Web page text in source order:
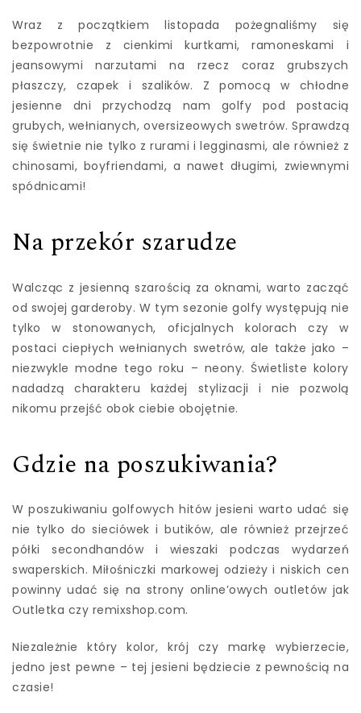
Wraz z początkiem listopada pożegnaliśmy się
bezpowrotnie z cienkimi kurtkami, ramoneskami i
jeansowymi narzutami na rzecz coraz grubszych
płaszczy, czapek i szalików. Z pomocą w chłodne
jesienne dni przychodzą nam golfy pod postacią
grubych, wełnianych, oversizeowych swetrów. Sprawdzą
się świetnie nie tylko z rurami i legginasmi, ale również z
chinosami, boyfriendami, a nawet długimi, zwiewnymi
spódnicami!
Na przekór szarudze
Walcząc z jesienną szarością za oknami, warto zacząć
od swojej garderoby. W tym sezonie golfy występują nie
tylko w stonowanych, oficjalnych kolorach czy w
postaci ciepłych wełnianych swetrów, ale także jako –
niezwykle modne tego roku – neony. Świetliste kolory
nadadzą charakteru każdej stylizacji i nie pozwolą
nikomu przejść obok ciebie obojętnie.
Gdzie na poszukiwania?
W poszukiwaniu golfowych hitów jesieni warto udać się
nie tylko do sieciówek i butików, ale również przejrzeć
półki secondhandów i wieszaki podczas wydarzeń
swaperskich. Miłośniczki markowej odzieży i niskich cen
powinny udać się na strony online’owych outletów jak
Outletka czy remixshop.com.
Niezależnie który kolor, krój czy markę wybierzecie,
jedno jest pewne – tej jesieni będziecie z pewnością na
czasie!